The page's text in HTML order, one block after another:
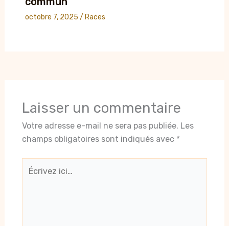
octobre 7, 2025 / Races
Laisser un commentaire
Votre adresse e-mail ne sera pas publiée. Les
champs obligatoires sont indiqués avec *
Écrivez
ici…